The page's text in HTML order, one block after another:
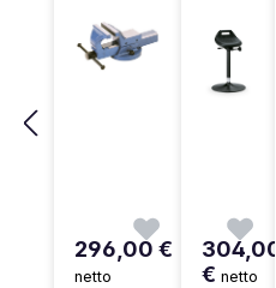
296,00 €
netto
304,00
€netto